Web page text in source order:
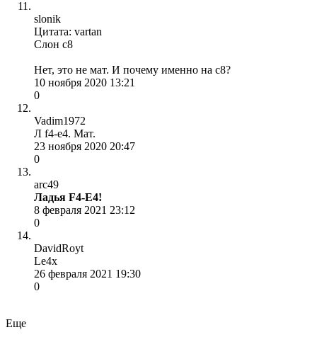
slonik
Цитата: vartan
Слон с8
Нет, это не мат. И почему именно на с8?
10 ноября 2020 13:21
0
Vadim1972
Л f4-e4. Мат.
23 ноября 2020 20:47
0
arc49
Ладья F4-E4!
8 февраля 2021 23:12
0
DavidRoyt
Le4x
26 февраля 2021 19:30
0
Еще